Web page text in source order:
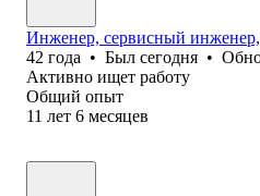
Инженер, сервисный инженер,
42 года • Был сегодня •
Активно ищет работу
Общий опыт
11 лет 6 месяцев